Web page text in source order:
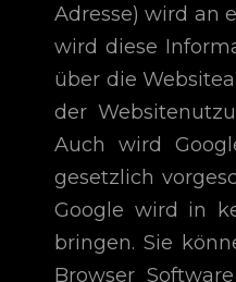
Adresse) wird an
wird diese
über die
der
Auch wird
gesetzlich
Google wird in
bringen. Sie
Browser